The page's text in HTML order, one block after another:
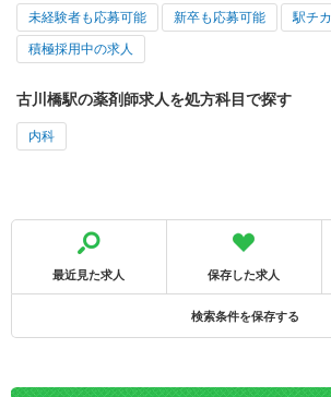
未経験者も応募可能 新卒も応募可能 駅チカ
積極採用中の求人
古川橋駅の薬剤師求人を処方科目で探す
内科
最近見た求人 保存した求人
検索条件を保存する